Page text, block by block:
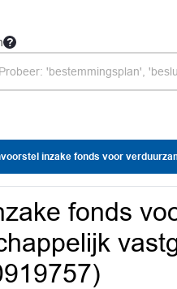
voor verduurzaming van maatschappelijk vastgoed, brief GS van 5-5-2026
fonds